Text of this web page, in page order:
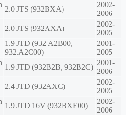
2.0 JTS (932BXA)
2002-
2006
2.0 JTS (932AXA)
2002-
2005
1.9 JTD (932.A2B00,
932.A2C00)
2001-
2005
1.9 JTD (932B2B, 932B2C)
2001-
2006
2.4 JTD (932AXC)
2002-
2005
1.9 JTD 16V (932BXE00)
2002-
2006